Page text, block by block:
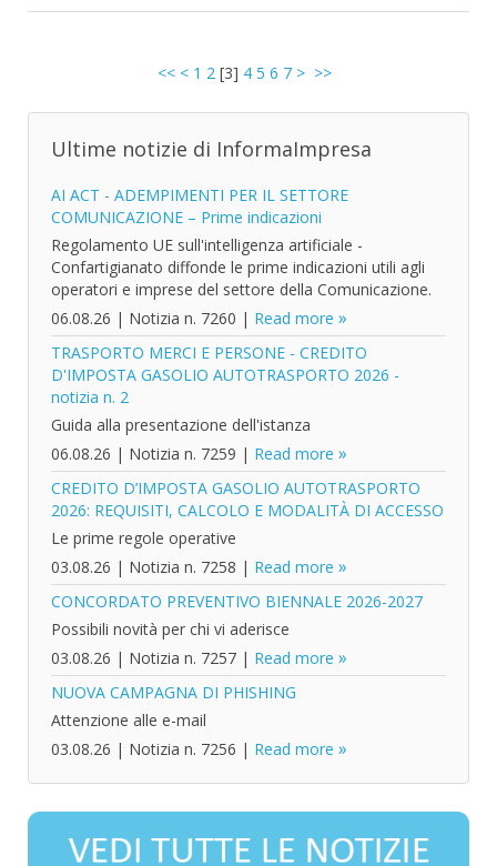
<< < 1 2[3] 4 5 6 7 > >>
Ultime notizie di InformaImpresa
AI ACT - ADEMPIMENTI PER IL SETTORE
COMUNICAZIONE – Prime indicazioni
Regolamento UE sull'intelligenza artificiale -
Confartigianato diffonde le prime indicazioni utili agli
operatori e imprese del settore della Comunicazione.
06.08.26 | Notizia n. 7260 | Read more
TRASPORTO MERCI E PERSONE - CREDITO
D'IMPOSTA GASOLIO AUTOTRASPORTO 2026 -
notizia n. 2
Guida alla presentazione dell'istanza
06.08.26 | Notizia n. 7259 | Read more
CREDITO D’IMPOSTA GASOLIO AUTOTRASPORTO
2026: REQUISITI, CALCOLO E MODALITÀ DI ACCESSO
Le prime regole operative
03.08.26 | Notizia n. 7258 | Read more
CONCORDATO PREVENTIVO BIENNALE 2026-2027
Possibili novità per chi vi aderisce
03.08.26 | Notizia n. 7257 | Read more
NUOVA CAMPAGNA DI PHISHING
Attenzione alle e-mail
03.08.26 | Notizia n. 7256 | Read more